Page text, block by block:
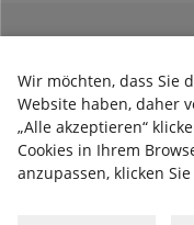
Wir möchten, dass Sie
Website haben, daher
„Alle akzeptieren“
Cookies in Ihrem
anzupassen, klicken